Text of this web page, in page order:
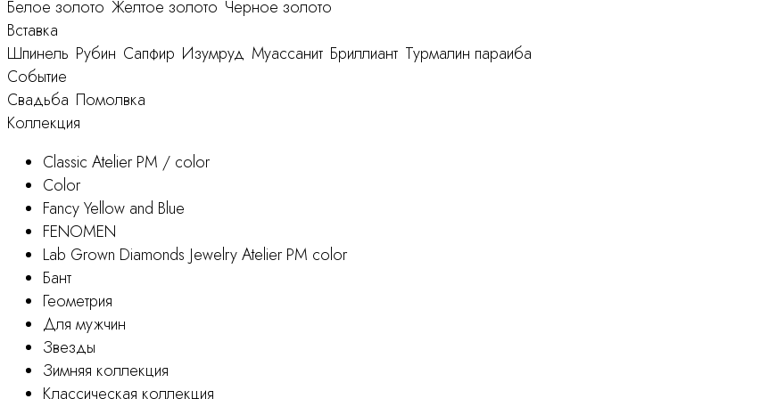
Белое золото Желтое золото Черное золото
Вставка
Шпинель Рубин Сапфир Изумруд Муассанит Бриллиант Турмалин параиба
Событие
Свадьба Помолвка
Коллекция
Classic Atelier PM / color
Color
Fancy Yellow and Blue
FENOMEN
Lab Grown Diamonds Jewelry Atelier PM color
Бант
Геометрия
Для мужчин
Звезды
Зимняя коллекция
Классическая коллекция